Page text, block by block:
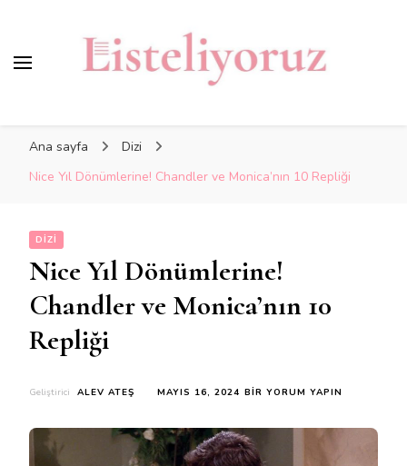
Ana sayfa
Dizi
Nice Yıl Dönümlerine! Chandler ve Monica’nın 10 Repliği
DIZI
Nice Yıl Dönümlerine!
Chandler ve Monica’nın 10
Repliği
Geliştirici ALEV ATEŞ MAYIS 16, 2024 NICE
CHANDLER
VE
BIR YORUM YAPIN